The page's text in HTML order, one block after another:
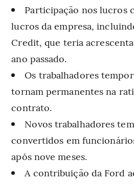
Participação nos lucros
lucros da empresa,
Credit, que teria
ano passado.
Os trabalhadores
tornam permanentes na
contrato.
Novos trabalhadores
convertidos em
após nove meses.
A contribuição da Ford